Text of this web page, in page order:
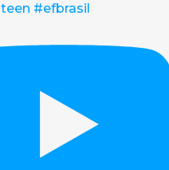
#efbrasil